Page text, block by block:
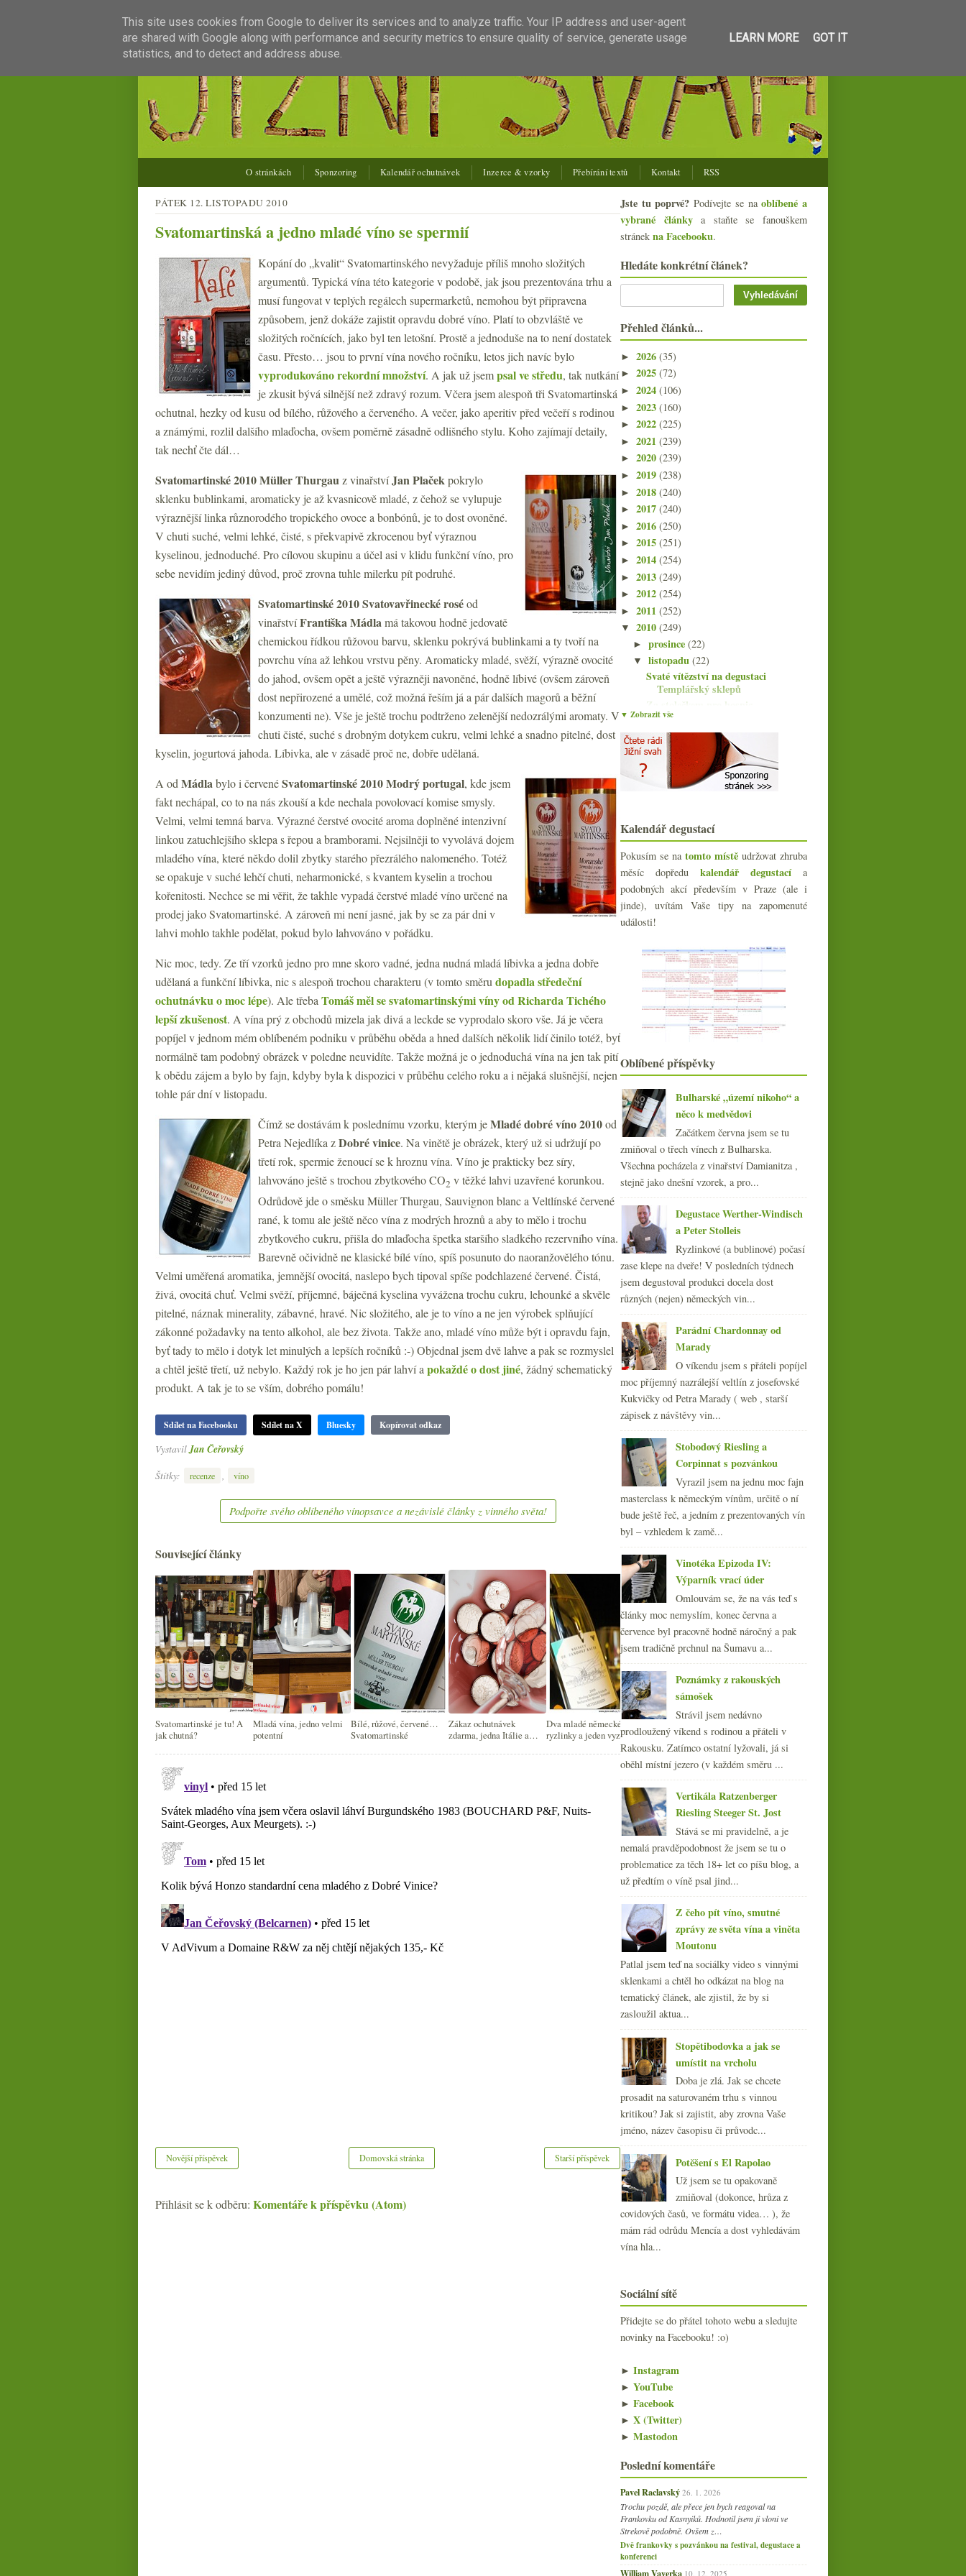
O stránkách Sponzoring Kalendář ochutnávek Inzerce & vzorky Přebírání textů Kontakt RSS
PÁTEK 12. LISTOPADU 2010
Svatomartinská a jedno mladé víno se spermií
Kopání do „kvalit“ Svatomartinského nevyžaduje příliš mnoho složitých
argumentů. Typická vína této kategorie v podobě, jak jsou prezentována trhu a
musí fungovat v teplých regálech supermarketů, nemohou být připravena
způsobem, jenž dokáže zajistit opravdu dobré víno. Platí to obzvláště ve
složitých ročnících, jako byl ten letošní. Prostě a jednoduše na to není dostatek
času. Přesto… jsou to první vína nového ročníku, letos jich navíc bylo
vyprodukováno rekordní množství. A jak už jsempsal ve středu, tak nutkání
je zkusit bývá silnější než zdravý rozum. Včera jsem alespoň tři Svatomartinská
ochutnal, hezky od kusu od bílého, růžového a červeného. A večer, jako aperitiv před večeří s rodinou
a známými, rozlil dalšího mlaďocha, ovšem poměrně zásadně odlišného stylu. Koho zajímají detaily,
tak nechť čte dál…
Svatomartinské 2010 Müller Thurgauz vinařstvíJan Plačekpokrylo
sklenku bublinkami, aromaticky je až kvasnicově mladé, z čehož se vylupuje
výraznější linka různorodého tropického ovoce a bonbónů, je to dost ovoněné.
V chuti suché, velmi lehké, čisté, s překvapivě zkrocenou byť výraznou
kyselinou, jednoduché. Pro cílovou skupinu a účel asi v klidu funkční víno, pro
sebe nevidím jediný důvod, proč zrovna tuhle milerku pít podruhé.
Svatomartinské 2010 Svatovavřinecké roséod
vinařstvíFrantiška Mádlamá takovou hodně jedovatě
chemickou řídkou růžovou barvu, sklenku pokrývá bublinkami a ty tvoří na
povrchu vína až lehkou vrstvu pěny. Aromaticky mladé, svěží, výrazně ovocité
do jahod, ovšem opět a ještě výrazněji navoněné, hodně líbivé (ovšem zároveň
dost nepřirozené a umělé, což možná řeším já a pár dalších magorů a běžní
konzumenti ne). Vše je ještě trochu podtrženo zelenější nedozrálými aromaty. V
chuti čisté, suché s drobným dotykem cukru, velmi lehké a snadno pitelné, dost
kyselin, jogurtová jahoda. Líbivka, ale v zásadě proč ne, dobře udělaná.
A od Mádlabylo i červenéSvatomartinské 2010 Modrý portugal, kde jsem
fakt nechápal, co to na nás zkouší a kde nechala povolovací komise smysly.
Velmi, velmi temná barva. Výrazné čerstvé ovocité aroma doplněné intenzivní
linkou zatuchlejšího sklepa s řepou a bramborami. Nejsilněji to vyvolává dojem
mladého vína, které někdo dolil zbytky starého přezrálého nalomeného. Totéž
se opakuje v suché lehčí chuti, neharmonické, s kvantem kyselin a trochou
kořenitosti. Nechce se mi věřit, že takhle vypadá čerstvé mladé víno určené na
prodej jako Svatomartinské. A zároveň mi není jasné, jak by se za pár dni v
lahvi mohlo takhle podělat, pokud bylo lahvováno v pořádku.
Nic moc, tedy. Ze tří vzorků jedno pro mne skoro vadné, jedna nudná mladá líbivka a jedna dobře
udělaná a funkční líbivka, nic s alespoň trochou charakteru (v tomto směru dopadla středeční
ochutnávku o moc lépe). Ale třeba Tomáš měl se svatomartinskými víny od Richarda Tichého
lepší zkušenost. A vína prý z obchodů mizela jak divá a leckde se vyprodalo skoro vše. Já je včera
popíjel v jednom mém oblíbeném podniku v průběhu oběda a hned dalších několik lidí činilo totéž, byť
normálně tam podobný obrázek v poledne neuvidíte. Takže možná je o jednoduchá vína na jen tak pití
k obědu zájem a bylo by fajn, kdyby byla k dispozici v průběhu celého roku a i nějaká slušnější, nejen
tohle pár dní v listopadu.
Čímž se dostávám k poslednímu vzorku, kterým jeMladé dobré víno 2010od
Petra Nejedlíka zDobré vinice. Na vinětě je obrázek, který už si udržují po
třetí rok, spermie ženoucí se k hroznu vína. Víno je prakticky bez síry,
lahvováno ještě s trochou zbytkového CO2 v těžké lahvi uzavřené korunkou.
Odrůdově jde o směsku Müller Thurgau, Sauvignon blanc a Veltlínské červené
rané, k tomu ale ještě něco vína z modrých hroznů a aby to mělo i trochu
zbytkového cukru, přišla do mlaďocha špetka staršího sladkého rezervního vína.
Barevně očividně ne klasické bílé víno, spíš posunuto do naoranžovělého tónu.
Velmi uměřená aromatika, jemnější ovocitá, naslepo bych tipoval spíše podchlazené červené. Čistá,
živá, ovocitá chuť. Velmi svěží, příjemné, báječná kyselina vyvážena trochu cukru, lehounké a skvěle
pitelné, náznak minerality, zábavné, hravé. Nic složitého, ale je to víno a ne jen výrobek splňující
zákonné požadavky na tento alkohol, ale bez života. Takže ano, mladé víno může být i opravdu fajn,
byť tady to mělo i dotyk let minulých a lepších ročníků :-) Objednal jsem dvě lahve a pak se rozmyslel
a chtěl ještě třetí, už nebylo. Každý rok je ho jen pár lahví a pokaždé o dost jiné, žádný schematický
produkt. A tak je to se vším, dobrého pomálu!
Sdílet na Facebooku Sdílet na X Bluesky Kopírovat odkaz
VystavilJan Čeřovský
Štítky:
recenze víno
Podpořte svého oblíbeného vínopsavce a nezávislé články z vinného světa!
Související články
Svatomartinské je tu! A
jak chutná?
Mladá vína, jedno velmi
potentní
Bílé, růžové, červené…
Svatomartinské
Zákaz ochutnávek
zdarma, jedna Itálie a
Dva mladé německé
ryzlinky a jeden vyzrálý
Korky bez TCA, spermie,
Japonsko, Jon Bon Jovi
Novější příspěvek Starší příspěvek
Domovská stránka
Přihlásit se k odběru: Komentáře k příspěvku (Atom)
Jste tu poprvé? Podívejte se naoblíbené a
vybrané článkya staňte se fanouškem
stránek na Facebooku.
Hledáte konkrétní článek?
Přehled článků...
► 2026 (35)
► 2025 (72)
► 2024 (106)
► 2023 (160)
► 2022 (225)
► 2021 (239)
► 2020 (239)
► 2019 (238)
► 2018 (240)
► 2017 (240)
► 2016 (250)
► 2015 (251)
► 2014 (254)
► 2013 (249)
► 2012 (254)
► 2011 (252)
▼ 2010 (249)
►prosince(22)
▼listopadu(22)
Svaté vítězství na degustaci
Templářský sklepů
Za stolečkem pro hospic
Obarvené víno, Chauvet, nové
vínoblogy
Vídeňská potulka – svařák,
Plachutta a tak
Pfingstberg vůni, chutí, obrazem i
hmatem
Fajn Beaujolais, dvě
Svatomartinská, víno ve vlaku...
Italská párty a malé víno lepší
velkého
Souboj vídeňských řízků – tele vs.
vepř!
Templářský průšvih plný emocí a
Příběh o zkapalnění kopce Somló
Dotaz, ropná krize, nový web DRC a
močowhisky
Svatomartinská a jedno mladé víno
se spermií
Točení se ve vinných kruzích
Mladý Jamek a další čerstvá vína
Vídeňská zážitková gastronomie –
Mraz & Sohn
Výsledky ankety „Vlašák vs. Veltlín“
Přeceněná růžovka versus
výprodejový rýňák
Předfyloxerové emoce s Champagne
Tarlant
Asijské vinné hrátky,
Svatomartinské, ukradené šam...
strmými svahy
Pinot z parku, Rother Zierfahndler
z Limbachu
►října (20)
►září(21)
►srpna(22)
►července(14)
►června
►května
►dubna
►března(24)
► února (20)
ledna (20)
►2009(249)
►2008(270)
► 2007(108)
▼ Zobrazit vše
Kalendář degustací
Pokusím se na tomto místě udržovat zhruba
měsíc dopředu kalendář degustacía
podobných akcí především v Praze (ale i
jinde), uvítám Vaše tipy na zapomenuté
události!
Oblíbené příspěvky
Bulharské „území nikoho“ a
něco k medvědovi
Začátkem června jsem se tu
zmiňoval o třech vínech z Bulharska.
Všechna pocházela z vinařství Damianitza ,
stejně jako dnešní vzorek, a pro...
Degustace Werther-Windisch
a Peter Stolleis
Ryzlinkové (a bublinové) počasí
zase klepe na dveře! V posledních týdnech
jsem degustoval produkci docela dost
různých (nejen) německých vin...
Parádní Chardonnay od
Marady
O víkendu jsem s přáteli popíjel
moc příjemný nazrálejší veltlín z josefovské
Kukvičky od Petra Marady ( web , starší
zápisek z návštěvy vin...
Stobodový Riesling a
Corpinnat s pozvánkou
Vyrazil jsem na jednu moc fajn
masterclass k německým vínům, určitě o ní
bude ještě řeč, a jedním z prezentovaných vín
byl – vzhledem k zamě...
Vinotéka Epizoda IV:
Výparník vrací úder
Omlouvám se, že na vás teď s
články moc nemyslím, konec června a
července byl pracovně hodně náročný a pak
jsem tradičně prchnul na Šumavu a...
Poznámky z rakouských
sámošek
Strávil jsem nedávno
prodloužený víkend s rodinou a přáteli v
Rakousku. Zatímco ostatní lyžovali, já si
oběhl místní jezero (v každém směru ...
Vertikála Ratzenberger
Riesling Steeger St. Jost
Stává se mi pravidelně, a je
nemalá pravděpodobnost že jsem se tu o
problematice za těch 18+ let co píšu blog, a
už předtím o víně psal jind...
Z čeho pít víno, smutné
zprávy ze světa vína a viněta
Moutonu
Patlal jsem teď na sociálky video s vinnými
sklenkami a chtěl ho odkázat na blog na
tematický článek, ale zjistil, že by si
zasloužil aktua...
Stopětibodovka a jak se
umístit na vrcholu
Doba je zlá. Jak se chcete
prosadit na saturovaném trhu s vinnou
kritikou? Jak si zajistit, aby zrovna Vaše
jméno, název časopisu či průvodc...
Potěšení s El Rapolao
Už jsem se tu opakovaně
zmiňoval (dokonce, hrůza z
covidových časů, ve formátu videa… ), že
mám rád odrůdu Mencía a dost vyhledávám
vína hla...
Sociální sítě
Přidejte se do přátel tohoto webu a sledujte
novinky na Facebooku! :o)
► Instagram
► YouTube
► Facebook
► X (Twitter)
► Mastodon
Poslední komentáře
Pavel Raclavský 26. 1. 2026
Trochu pozdě, ale přece jen bych reagoval na
Frankovku od Kasnyiků. Hodnotil jsem ji vloni ve
Strekově podobně. Ovšem z…
Dvě frankovky s pozvánkou na festival, degustace a
konferenci
William Vaverka 10. 12. 2025
This site uses cookies from Google to deliver its services and to analyze traffic. Your IP address and user-agent
are shared with Google along with performance and security metrics to ensure quality of service, generate usage
statistics, and to detect and address abuse.
LEARN MORE GOT IT